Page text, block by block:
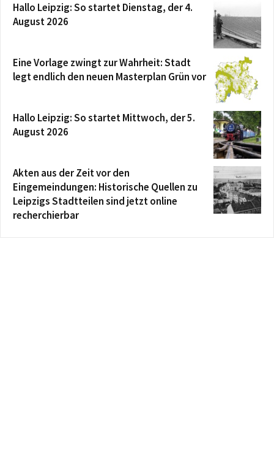
Hallo Leipzig: So startet Dienstag, der 4.
August 2026
Eine Vorlage zwingt zur Wahrheit: Stadt
legt endlich den neuen Masterplan Grün vor
Hallo Leipzig: So startet Mittwoch, der 5.
August 2026
Akten aus der Zeit vor den
Eingemeindungen: Historische Quellen zu
Leipzigs Stadtteilen sind jetzt online
recherchierbar